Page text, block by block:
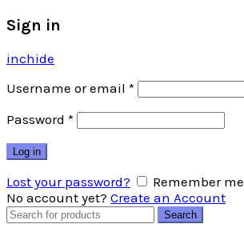
Sign in
inchide
Username or email *
Password *
Log in
Lost your password?
Remember me
No account yet? Create an Account
Search
Search